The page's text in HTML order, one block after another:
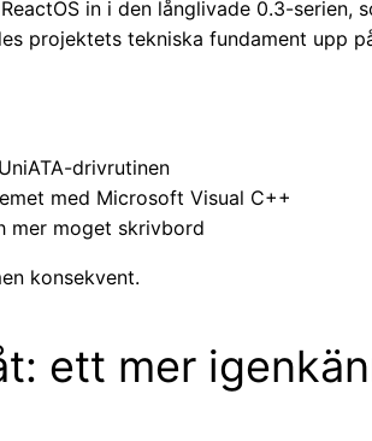
in i den långlivade 0.3-serien,
projektets tekniska fundament upp
drivrutinen
med Microsoft Visual C++
mer moget skrivbord
konsekvent.
ett mer